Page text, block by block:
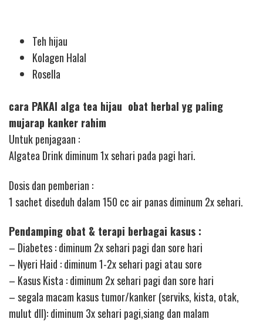
Teh hijau
Kolagen Halal
Rosella
cara PAKAI alga tea hijau obat herbal yg paling
mujarap kanker rahim
Untuk penjagaan :
Algatea Drink diminum 1x sehari pada pagi hari.
Dosis dan pemberian :
1 sachet diseduh dalam 150 cc air panas diminum 2x sehari.
Pendamping obat & terapi berbagai kasus :
– Diabetes : diminum 2x sehari pagi dan sore hari
– Nyeri Haid : diminum 1-2x sehari pagi atau sore
– Kasus Kista : diminum 2x sehari pagi dan sore hari
– segala macam kasus tumor/kanker (serviks, kista, otak,
mulut dll): diminum 3x sehari pagi,siang dan malam